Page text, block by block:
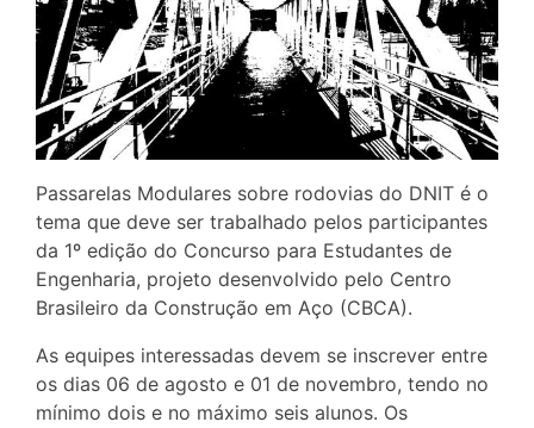
Passarelas Modulares sobre rodovias do DNIT é o
tema que deve ser trabalhado pelos participantes
da 1º edição do Concurso para Estudantes de
Engenharia, projeto desenvolvido pelo Centro
Brasileiro da Construção em Aço (CBCA).
As equipes interessadas devem se inscrever entre
os dias 06 de agosto e 01 de novembro, tendo no
mínimo dois e no máximo seis alunos. Os